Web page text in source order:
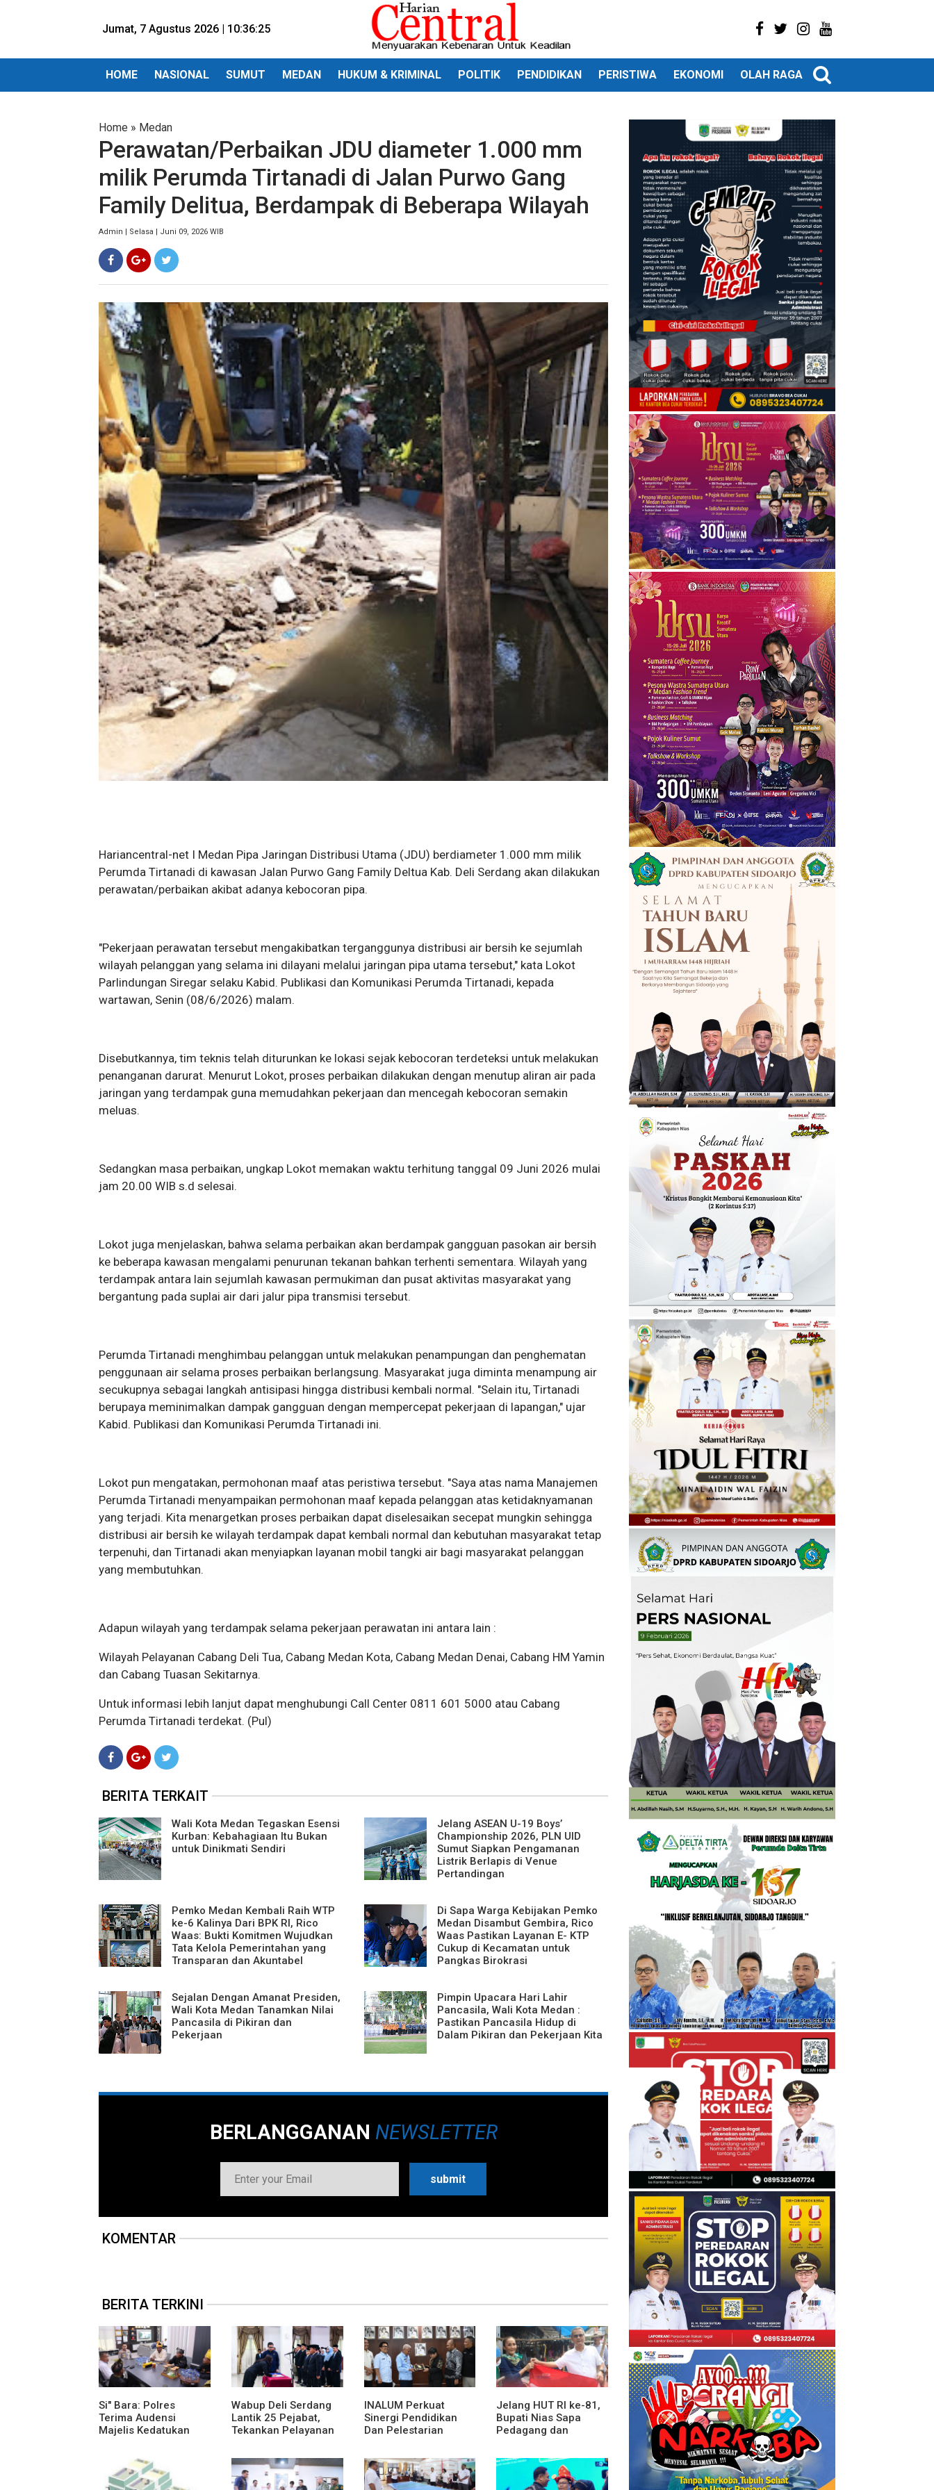
Jumat, 7 Agustus 2026 | 10:36:27
HOME NASIONAL SUMUT MEDAN HUKUM & KRIMINAL POLITIK PENDIDIKAN PERISTIWA EKONOMI OLAH RAGA
Home » Medan
Perawatan/Perbaikan JDU diameter 1.000 mm
milik Perumda Tirtanadi di Jalan Purwo Gang
Family Delitua, Berdampak di Beberapa Wilayah
Admin | Selasa | Juni 09, 2026 WIB
Hariancentral-net I Medan Pipa Jaringan Distribusi Utama (JDU) berdiameter 1.000 mm milik
Perumda Tirtanadi di kawasan Jalan Purwo Gang Family Deltua Kab. Deli Serdang akan dilakukan
perawatan/perbaikan akibat adanya kebocoran pipa.
"Pekerjaan perawatan tersebut mengakibatkan terganggunya distribusi air bersih ke sejumlah
wilayah pelanggan yang selama ini dilayani melalui jaringan pipa utama tersebut," kata Lokot
Parlindungan Siregar selaku Kabid. Publikasi dan Komunikasi Perumda Tirtanadi, kepada
wartawan, Senin (08/6/2026) malam.
Disebutkannya, tim teknis telah diturunkan ke lokasi sejak kebocoran terdeteksi untuk melakukan
penanganan darurat. Menurut Lokot, proses perbaikan dilakukan dengan menutup aliran air pada
jaringan yang terdampak guna memudahkan pekerjaan dan mencegah kebocoran semakin
meluas.
Sedangkan masa perbaikan, ungkap Lokot memakan waktu terhitung tanggal 09 Juni 2026 mulai
jam 20.00 WIB s.d selesai.
Lokot juga menjelaskan, bahwa selama perbaikan akan berdampak gangguan pasokan air bersih
ke beberapa kawasan mengalami penurunan tekanan bahkan terhenti sementara. Wilayah yang
terdampak antara lain sejumlah kawasan permukiman dan pusat aktivitas masyarakat yang
bergantung pada suplai air dari jalur pipa transmisi tersebut.
Perumda Tirtanadi menghimbau pelanggan untuk melakukan penampungan dan penghematan
penggunaan air selama proses perbaikan berlangsung. Masyarakat juga diminta menampung air
secukupnya sebagai langkah antisipasi hingga distribusi kembali normal. "Selain itu, Tirtanadi
berupaya meminimalkan dampak gangguan dengan mempercepat pekerjaan di lapangan," ujar
Kabid. Publikasi dan Komunikasi Perumda Tirtanadi ini.
Lokot pun mengatakan, permohonan maaf atas peristiwa tersebut. "Saya atas nama Manajemen
Perumda Tirtanadi menyampaikan permohonan maaf kepada pelanggan atas ketidaknyamanan
yang terjadi. Kita menargetkan proses perbaikan dapat diselesaikan secepat mungkin sehingga
distribusi air bersih ke wilayah terdampak dapat kembali normal dan kebutuhan masyarakat tetap
terpenuhi, dan Tirtanadi akan menyiapkan layanan mobil tangki air bagi masyarakat pelanggan
yang membutuhkan.
Adapun wilayah yang terdampak selama pekerjaan perawatan ini antara lain :
Wilayah Pelayanan Cabang Deli Tua, Cabang Medan Kota, Cabang Medan Denai, Cabang HM Yamin
dan Cabang Tuasan Sekitarnya.
Untuk informasi lebih lanjut dapat menghubungi Call Center 0811 601 5000 atau Cabang
Perumda Tirtanadi terdekat. (Pul)
BERITA TERKAIT
Wali Kota Medan Tegaskan Esensi
Kurban: Kebahagiaan Itu Bukan
untuk Dinikmati Sendiri
Jelang ASEAN U-19 Boys’
Championship 2026, PLN UID
Sumut Siapkan Pengamanan
Listrik Berlapis di Venue
Pertandingan
Pemko Medan Kembali Raih WTP
ke-6 Kalinya Dari BPK RI, Rico
Waas: Bukti Komitmen Wujudkan
Tata Kelola Pemerintahan yang
Transparan dan Akuntabel
Di Sapa Warga Kebijakan Pemko
Medan Disambut Gembira, Rico
Waas Pastikan Layanan E- KTP
Cukup di Kecamatan untuk
Pangkas Birokrasi
Sejalan Dengan Amanat Presiden,
Wali Kota Medan Tanamkan Nilai
Pancasila di Pikiran dan
Pekerjaan
Pimpin Upacara Hari Lahir
Pancasila, Wali Kota Medan :
Pastikan Pancasila Hidup di
Dalam Pikiran dan Pekerjaan Kita
BERLANGGANAN NEWSLETTER
KOMENTAR
BERITA TERKINI
Si" Bara: Polres
Terima Audensi
Majelis Kedatukan
Wabup Deli Serdang
Lantik 25 Pejabat,
Tekankan Pelayanan
Humanis
INALUM Perkuat
Sinergi Pendidikan
Dan Pelestarian
PemprovSu
Jelang HUT RI ke-81,
Bupati Nias Sapa
Pedagang dan
Merah Putih